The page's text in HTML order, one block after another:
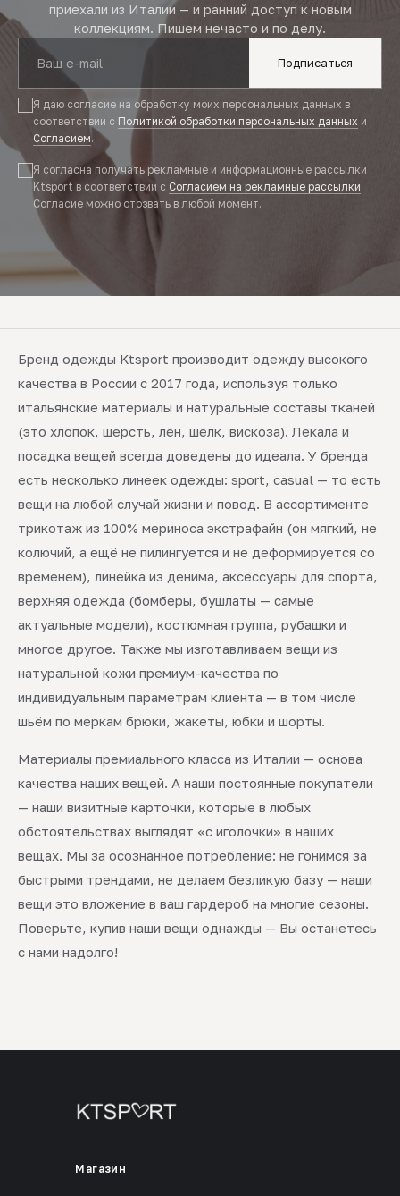
приехали из Италии — и ранний доступ к новым
коллекциям. Пишем нечасто и по делу.
Подписаться
Я даю согласие на обработку моих персональных данных в
соответствии с Политикой обработки персональных данных и
Согласием.
Я согласна получать рекламные и информационные рассылки
Ktsport в соответствии с Согласием на рекламные рассылки.
Согласие можно отозвать в любой момент.
Бренд одежды Ktsport производит одежду высокого
качества в России с 2017 года, используя только
итальянские материалы и натуральные составы тканей
(это хлопок, шерсть, лён, шёлк, вискоза). Лекала и
посадка вещей всегда доведены до идеала. У бренда
есть несколько линеек одежды: sport, casual — то есть
вещи на любой случай жизни и повод. В ассортименте
трикотаж из 100% мериноса экстрафайн (он мягкий, не
колючий, а ещё не пилингуется и не деформируется со
временем), линейка из денима, аксессуары для спорта,
верхняя одежда (бомберы, бушлаты — самые
актуальные модели), костюмная группа, рубашки и
многое другое. Также мы изготавливаем вещи из
натуральной кожи премиум-качества по
индивидуальным параметрам клиента — в том числе
шьём по меркам брюки, жакеты, юбки и шорты.
Материалы премиального класса из Италии — основа
качества наших вещей. А наши постоянные покупатели
— наши визитные карточки, которые в любых
обстоятельствах выглядят «с иголочки» в наших
вещах. Мы за осознанное потребление: не гонимся за
быстрыми трендами, не делаем безликую базу — наши
вещи это вложение в ваш гардероб на многие сезоны.
Поверьте, купив наши вещи однажды — Вы останетесь
с нами надолго!
Магазин